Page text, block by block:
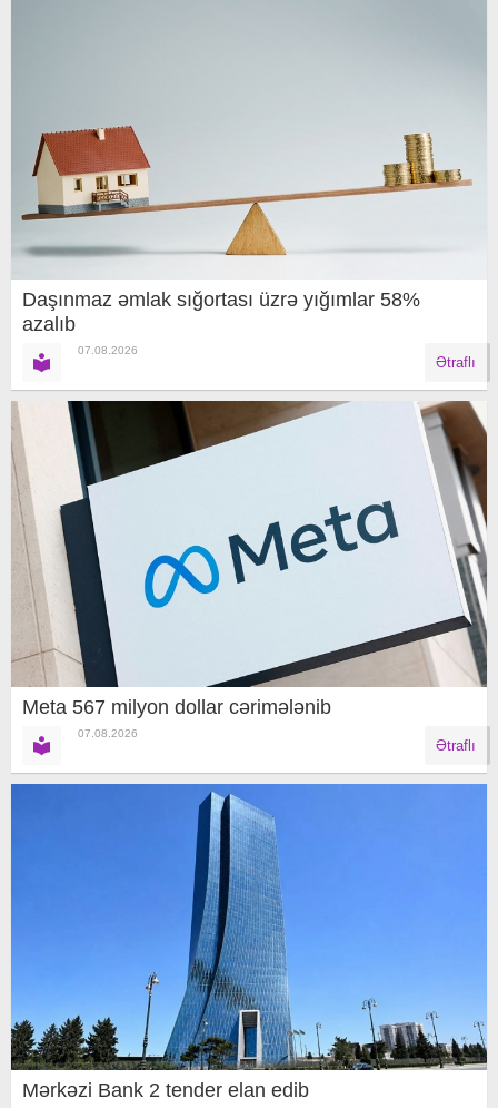
Daşınmaz əmlak sığortası üzrə yığımlar 58%
azalıb
07.08.2026
Ətraflı
Meta 567 milyon dollar cərimələnib
07.08.2026
Ətraflı
Mərkəzi Bank 2 tender elan edib